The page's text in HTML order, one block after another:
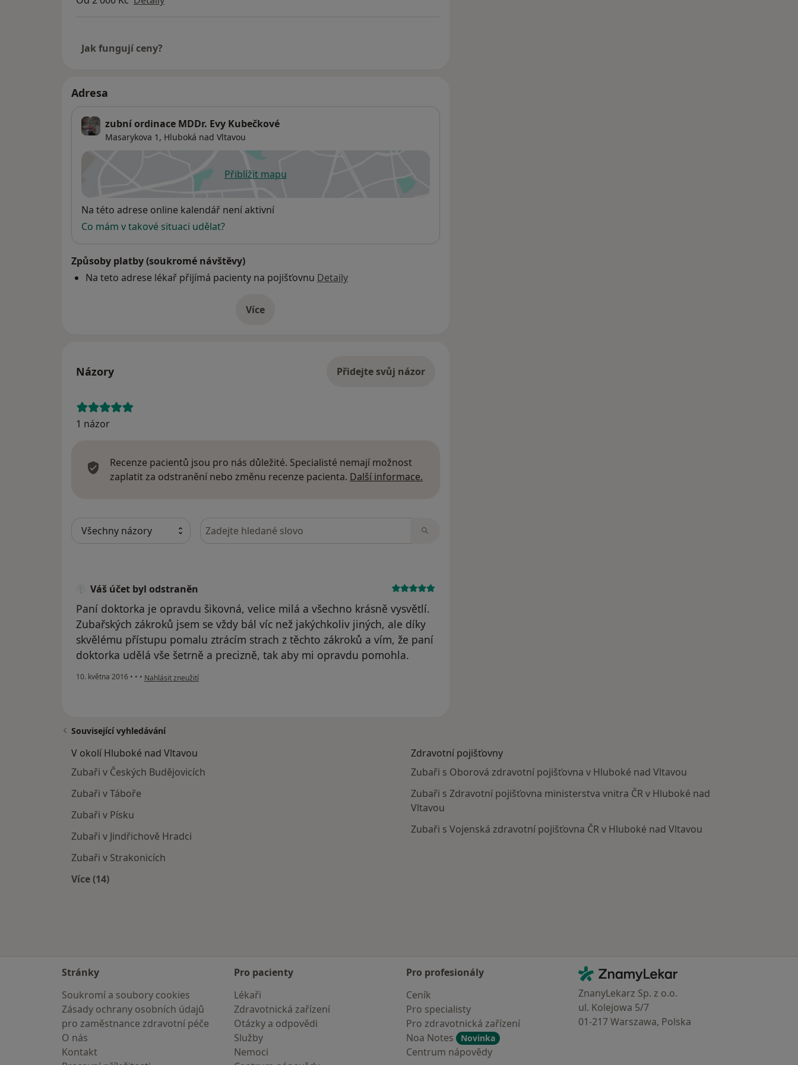
Jak fungují ceny?
Adresa
zubní ordinace MDDr. Evy Kubečkové
Masarykova 1, Hluboká nad Vltavou
Přiblížit mapuse otevře v nové záložce
Dostupnost
Na této adrese online kalendář není aktivní
Co mám v takové situaci udělat?
Způsoby platby (soukromé návštěvy)
Na teto adrese lékař přijímá pacienty na pojišťovnu Detaily
Víceo adrese
Názory Přidejte svůj názor
1 názor
Recenze pacientů jsou pro nás důležité. Specialisté nemají možnost
zaplatit za odstranění nebo změnu recenze pacienta. Další informace.
Hledejte v názorech
Váš účet byl odstraněn
Paní doktorka je opravdu šikovná, velice milá a všechno krásně vysvětlí.
Zubařských zákroků jsem se vždy bál víc než jakýchkoliv jiných, ale díky
skvělému přístupu pomalu ztrácím strach z těchto zákroků a vím, že paní
doktorka udělá vše šetrně a precizně, tak aby mi opravdu pomohla.
10. května 2016 • • • podle názoru uživatele Váš účet byl odstraněn
Nahlásit zneužití
Související vyhledávání
V okolí Hluboké nad Vltavou
Zubaři v Českých Budějovicích
Zubaři v Táboře
Zubaři v Písku
Zubaři v Jindřichově Hradci
Zubaři v Strakonicích
Více (14)
Zdravotní pojišťovny
Zubaři s Oborová zdravotní pojišťovna v Hluboké nad Vltavou
Zubaři s Zdravotní pojišťovna ministerstva vnitra ČR v Hluboké nad
Vltavou
Zubaři s Vojenská zdravotní pojišťovna ČR v Hluboké nad Vltavou
Stránky
Soukromí a soubory cookies
Zásady ochrany osobních údajů
pro zaměstnance zdravotní péče
O nás
Kontakt
Pro pacienty
Lékaři
Zdravotnická zařízení
Otázky a odpovědi
Služby
Nemoci
Pro profesionály
Ceník
Pro specialisty
Pro zdravotnická zařízení
Noa Notes
Novinka
Centrum nápovědy
Kontakt
ZnamyLekar - Hlavní stránka
ZnanyLekarz Sp. z o.o.
ul. Kolejowa 5/7
01-217 Warszawa, Polska